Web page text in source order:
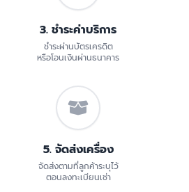
3. ชำระค่าบริการ
ชำระผ่านบัตรเครดิต
หรือโอนเงินผ่านธนาคาร
5. จัดส่งเครื่อง
จัดส่งตามที่ลูกค้าระบุไว้
ตอนลงทะเบียนเช่า